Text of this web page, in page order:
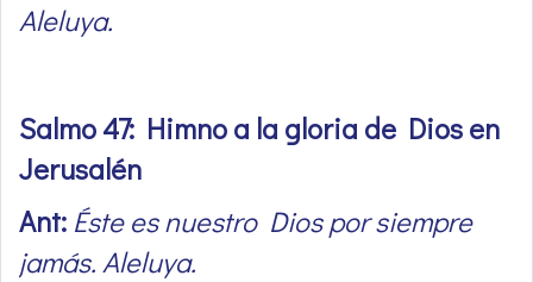
Aleluya.
Salmo 47: Himno a la gloria de Dios en
Jerusalén
Ant: Éste es nuestro Dios por siempre
jamás. Aleluya.